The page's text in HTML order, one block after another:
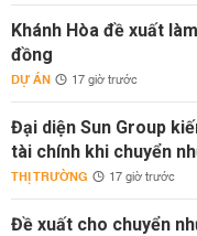
Khánh Hòa đề xuất
đồng
DỰ ÁN 17 giờ trước
Đại diện Sun Group
tài chính khi chuyển
THỊ TRƯỜNG 17 giờ trước
Đề xuất cho chuyển